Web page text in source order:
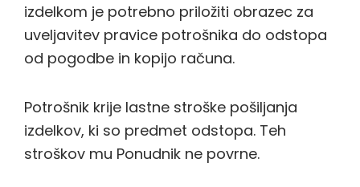
izdelkom je potrebno priložiti obrazec za
uveljavitev pravice potrošnika do odstopa
od pogodbe in kopijo računa.
Potrošnik krije lastne stroške pošiljanja
izdelkov, ki so predmet odstopa. Teh
stroškov mu Ponudnik ne povrne.